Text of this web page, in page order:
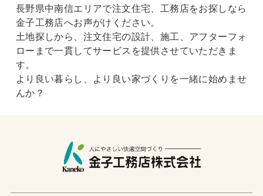
長野県中南信エリアで注文住宅、工務店をお探しなら
金子工務店へお声がけください。
土地探しから、注文住宅の設計、施工、アフターフォ
ローまで一貫してサービスを提供させていただきま
す。
より良い暮らし、より良い家づくりを一緒に始めませ
んか？